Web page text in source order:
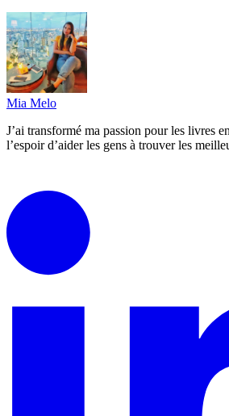
Mia Melo
J’ai transformé ma passion pour les livres
l’espoir d’aider les gens à trouver les